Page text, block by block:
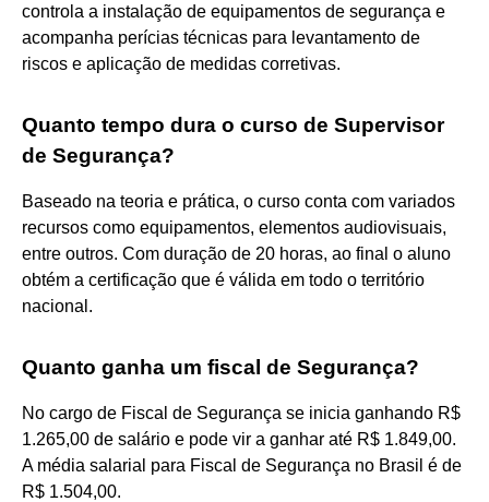
controla a instalação de equipamentos de segurança e
acompanha perícias técnicas para levantamento de
riscos e aplicação de medidas corretivas.
Quanto tempo dura o curso de Supervisor
de Segurança?
Baseado na teoria e prática, o curso conta com variados
recursos como equipamentos, elementos audiovisuais,
entre outros. Com duração de 20 horas, ao final o aluno
obtém a certificação que é válida em todo o território
nacional.
Quanto ganha um fiscal de Segurança?
No cargo de Fiscal de Segurança se inicia ganhando R$
1.265,00 de salário e pode vir a ganhar até R$ 1.849,00.
A média salarial para Fiscal de Segurança no Brasil é de
R$ 1.504,00.